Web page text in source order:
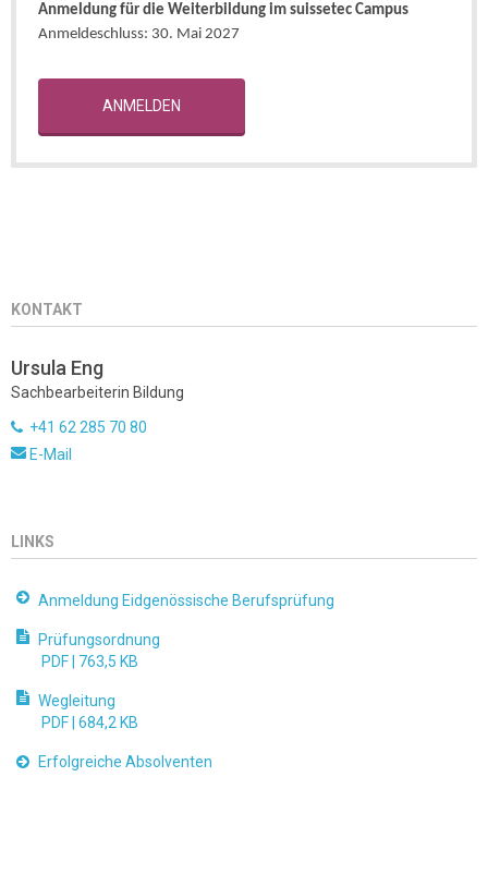
Anmeldung für die Weiterbildung im suissetec Campus
Anmeldeschluss: 30. Mai 2027
ANMELDEN
KONTAKT
Ursula Eng
Sachbearbeiterin Bildung
+41 62 285 70 80
E-Mail
LINKS
Anmeldung Eidgenössische Berufsprüfung
Prüfungsordnung
PDF | 763,5 KB
Wegleitung
PDF | 684,2 KB
Erfolgreiche Absolventen